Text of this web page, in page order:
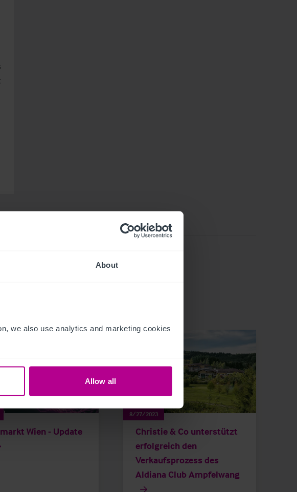
About
we also use analytics and marketing cookies
Allow all
Wien - Update
8/27/2023
Christie & Co unterstützt
erfolgreich den
Verkaufsprozess des
Aldiana Club Ampfelwang